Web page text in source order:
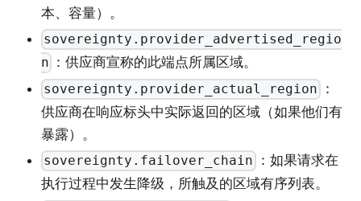
本、容量）。
sovereignty.provider_advertised_regio
n ：供应商宣称的此端点所属区域。
sovereignty.provider_actual_region
：
供应商在响应标头中实际返回的区域（如果他们有
暴露）。
sovereignty.failover_chain
：如果请求在
执行过程中发生降级，所触及的区域有序列表。